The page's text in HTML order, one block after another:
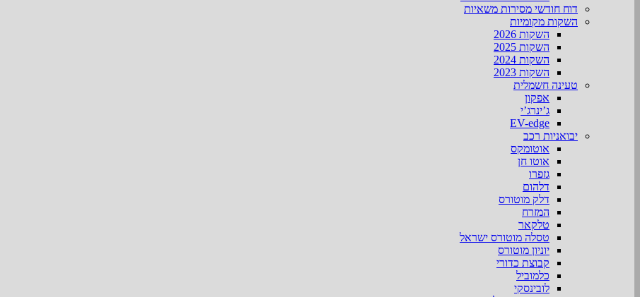
דוח חודשי מסירות משאיות
השקות מקומיות
השקות 2026
השקות 2025
השקות 2024
השקות 2023
טעינה חשמלית
אפקון
ג’ינרג’י
EV-edge
יבואניות רכב
אוטומקס
אוטו חן
גזפרו
דלהום
דלק מוטורס
המזרח
טלקאר
טסלה מוטורס ישראל
יוניון מוטורס
קבוצת כדורי
כלמוביל
לובינסקי